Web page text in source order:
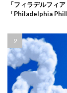
「フィラデルフィ
「Philadelphia